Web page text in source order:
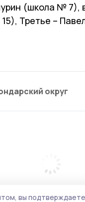
(школа № 7),
Третье –
округ
вы